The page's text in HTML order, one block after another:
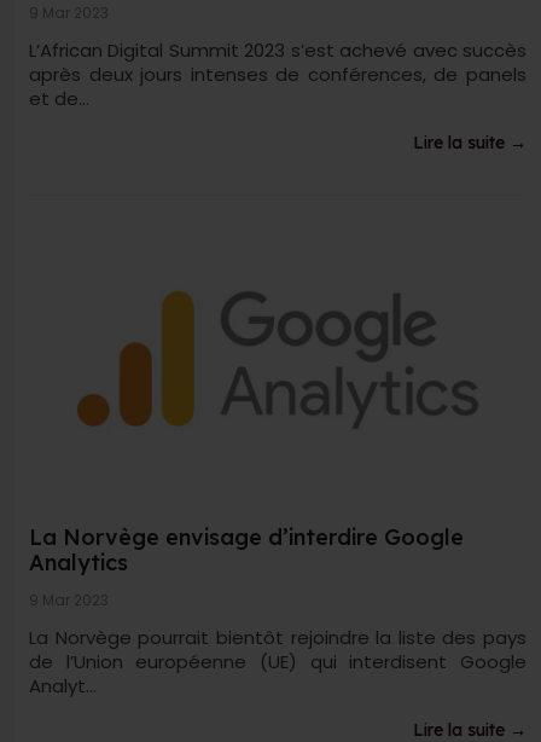
9 Mar 2023
L’African Digital Summit 2023 s’est achevé avec succès
après deux jours intenses de conférences, de panels
et de...
Lire la suite →
La Norvège envisage d’interdire Google
Analytics
9 Mar 2023
La Norvège pourrait bientôt rejoindre la liste des pays
de l’Union européenne (UE) qui interdisent Google
Analyt...
Lire la suite →